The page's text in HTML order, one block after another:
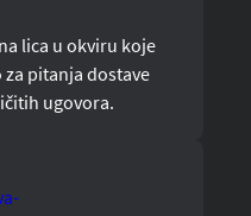
lica u okviru koje
pitanja dostave
ugovora.